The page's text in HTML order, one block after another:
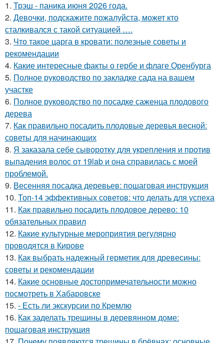
1. Трэш - паника июня 2026 года.
2. Девочки, подскажите пожалуйста, может кто
сталкивался с такой ситуацией ….
3. Что такое царга в кровати: полезные советы и
рекомендации
4. Какие интересные факты о гербе и флаге Оренбурга
5. Полное руководство по закладке сада на вашем
участке
6. Полное руководство по посадке саженца плодового
дерева
7. Как правильно посадить плодовые деревья весной:
советы для начинающих
8. Я заказала себе сыворотку для укрепления и против
выпадения волос от 19lab и она справилась с моей
проблемой.
9. Весенняя посадка деревьев: пошаговая инструкция
10. Топ-14 эффективных советов: что делать для успеха
11. Как правильно посадить плодовое дерево: 10
обязательных правил
12. Какие культурные мероприятия регулярно
проводятся в Кирове
13. Как выбрать надежный герметик для древесины:
советы и рекомендации
14. Какие основные достопримечательности можно
посмотреть в Хабаровске
15. - Есть ли экскурсии по Кремлю
16. Как заделать трещины в деревянном доме:
пошаговая инструкция